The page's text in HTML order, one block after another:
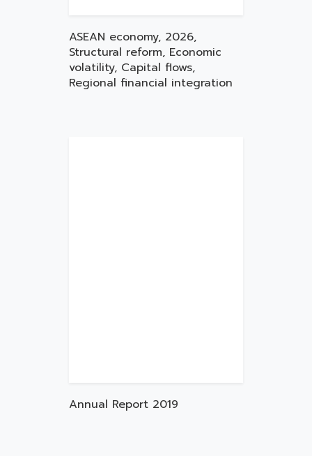
ASEAN economy, 2026,
Structural reform, Economic
volatility, Capital flows,
Regional financial integration
Annual Report 2019